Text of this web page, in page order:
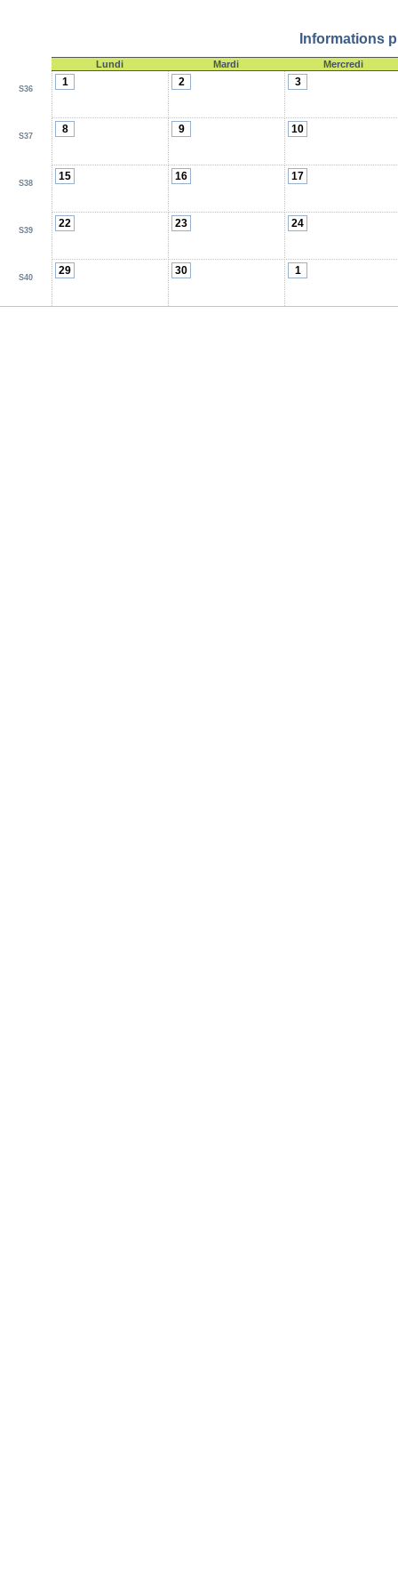
Informations
Lundi Mardi Mercredi
S36
1 2 3
S37
8 9 10
S38
15 16 17
S39
22 23 24
S40
29 30 1